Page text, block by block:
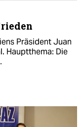
Präsident Juan
Hauptthema: Die